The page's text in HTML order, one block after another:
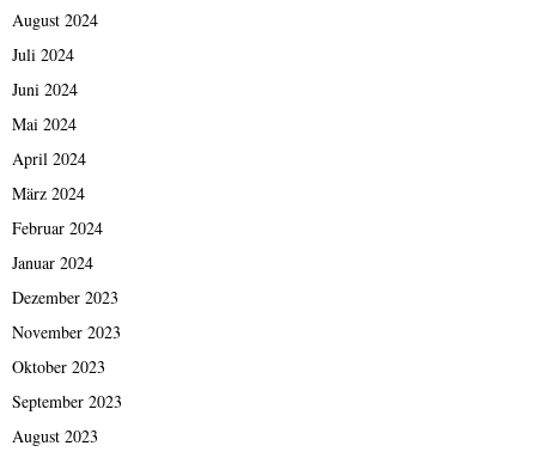
August 2024
Juli 2024
Juni 2024
Mai 2024
April 2024
März 2024
Februar 2024
Januar 2024
Dezember 2023
November 2023
Oktober 2023
September 2023
August 2023